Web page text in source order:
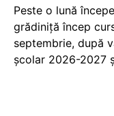
Peste o lună
grădiniță încep
septembrie, după
școlar 2026-2027